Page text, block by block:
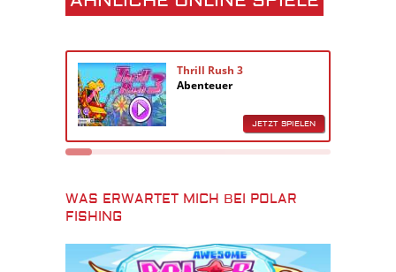
Thrill Rush 3
Abenteuer
JETZT SPIELEN
WAS ERWARTET MICH BEI POLAR
FISHING